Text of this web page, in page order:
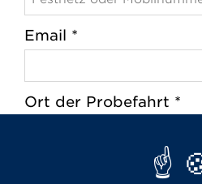
Email *
Ort der Probefahrt *